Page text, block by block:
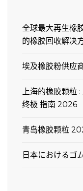
全球最大再生橡
的橡胶回收解决
埃及橡胶粉供应
上海的橡胶颗粒
终极 指南 2026
青岛橡胶颗粒
日本におけるゴ